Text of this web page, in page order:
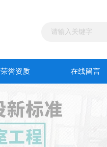
荣誉资质 在线留言